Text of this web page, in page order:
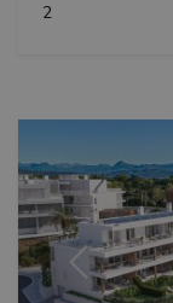
2
Précédent